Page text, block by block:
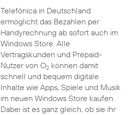
Telefónica in Deutschland
ermöglicht das Bezahlen per
Handyrechnung ab sofort auch im
Windows Store. Alle
Vertragskunden und Prepaid-
Nutzer von O2können damit
schnell und bequem digitale
Inhalte wie Apps, Spiele und Musik
im neuen Windows Store kaufen.
Dabei ist es ganz gleich, ob sie ihr